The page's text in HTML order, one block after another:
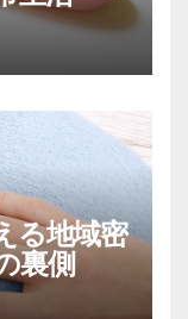
る地域密
裏側